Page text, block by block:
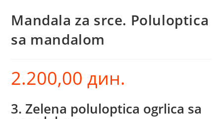
Mandala za srce. Poluloptica
sa mandalom
2.200,00дин.
3. Zelena poluloptica ogrlica sa